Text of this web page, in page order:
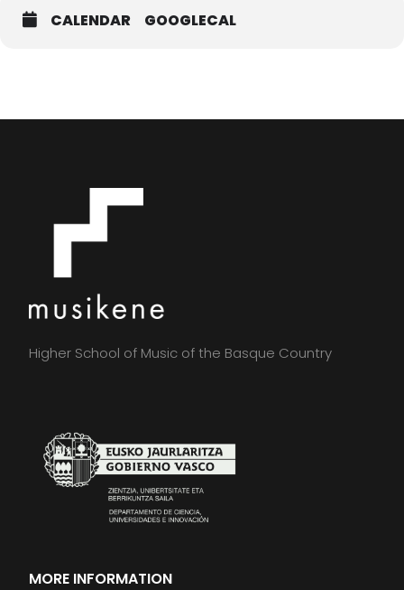
CALENDAR GOOGLECAL
Higher School of Music of the Basque Country
MORE INFORMATION